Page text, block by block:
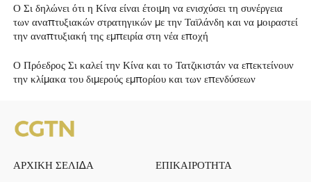
Ο Σι δηλώνει ότι η Κίνα είναι έτοιμη να ενισχύσει τη συνέργεια
των αναπτυξιακών στρατηγικών με την Ταϊλάνδη και να μοιραστεί
την αναπτυξιακή της εμπειρία στη νέα εποχή
Ο Πρόεδρος Σι καλεί την Κίνα και το Τατζικιστάν να επεκτείνουν
την κλίμακα του διμερούς εμπορίου και των επενδύσεων
ΑΡΧΙΚΗ ΣΕΛΙΔΑ
ΕΠΙΚΑΙΡΟΤΗΤΑ